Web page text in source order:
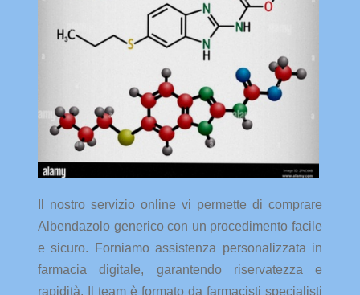
Il nostro servizio online vi permette di comprare
Albendazolo generico con un procedimento facile
e sicuro. Forniamo assistenza personalizzata in
farmacia digitale, garantendo riservatezza e
rapidità. Il team è formato da farmacisti specialisti